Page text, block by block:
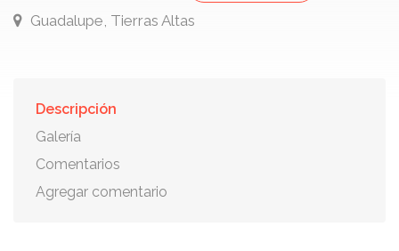
Guadalupe, Tierras Altas
Descripción
Galería
Comentarios
Agregar comentario